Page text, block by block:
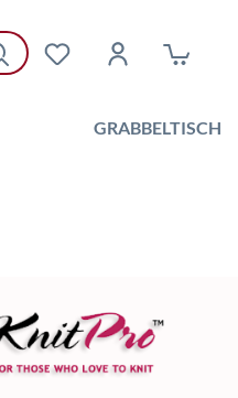
GRABBELTISCH